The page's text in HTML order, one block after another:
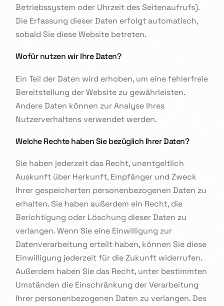
Betriebssystem oder Uhrzeit des Seitenaufrufs).
Die Erfassung dieser Daten erfolgt automatisch,
sobald Sie diese Website betreten.
Wofür nutzen wir Ihre Daten?
Ein Teil der Daten wird erhoben, um eine fehlerfreie
Bereitstellung der Website zu gewährleisten.
Andere Daten können zur Analyse Ihres
Nutzerverhaltens verwendet werden.
Welche Rechte haben Sie bezüglich Ihrer Daten?
Sie haben jederzeit das Recht, unentgeltlich
Auskunft über Herkunft, Empfänger und Zweck
Ihrer gespeicherten personenbezogenen Daten zu
erhalten. Sie haben außerdem ein Recht, die
Berichtigung oder Löschung dieser Daten zu
verlangen. Wenn Sie eine Einwilligung zur
Datenverarbeitung erteilt haben, können Sie diese
Einwilligung jederzeit für die Zukunft widerrufen.
Außerdem haben Sie das Recht, unter bestimmten
Umständen die Einschränkung der Verarbeitung
Ihrer personenbezogenen Daten zu verlangen. Des